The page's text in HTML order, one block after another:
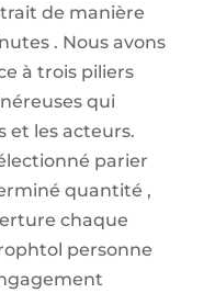
de manière
. Nous avons
à trois piliers
qui
et les acteurs.
parier
quantité ,
chaque
personne